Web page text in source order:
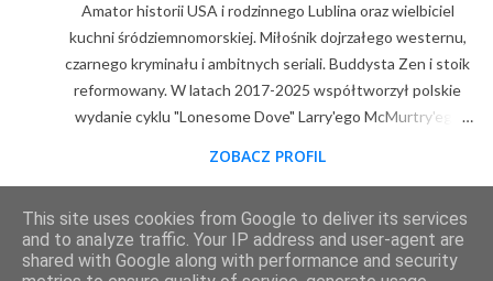
Amator historii USA i rodzinnego Lublina oraz wielbiciel
kuchni śródziemnomorskiej. Miłośnik dojrzałego westernu,
czarnego kryminału i ambitnych seriali. Buddysta Zen i stoik
reformowany. W latach 2017-2025 współtworzył polskie
wydanie cyklu "Lonesome Dove" Larry'ego McMurtry'ego
ZOBACZ PROFIL
Obsługiwane przez usługę Blogger
This site uses cookies from Google to deliver its services
and to analyze traffic. Your IP address and user-agent are
shared with Google along with performance and security